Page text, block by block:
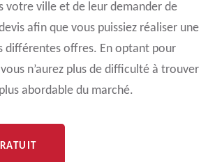
votre ville et de leur demander de
afin que vous puissiez réaliser une
différentes offres. En optant pour
n’aurez plus de difficulté à trouver
abordable du marché.